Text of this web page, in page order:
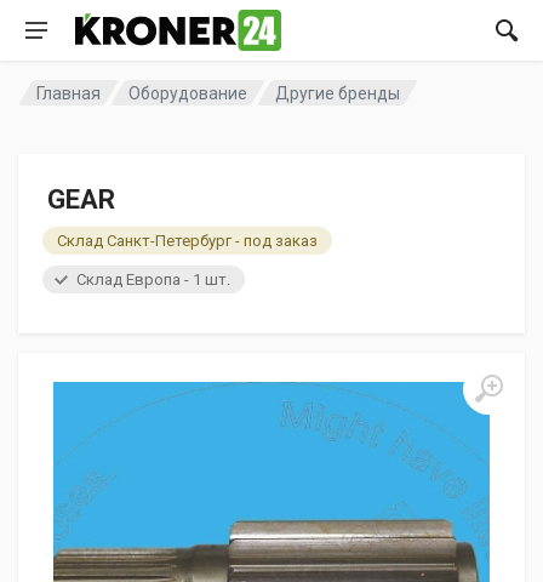
Главная Оборудование Другие бренды
GEAR
Склад Санкт-Петербург - под заказ
Склад Европа - 1 шт.